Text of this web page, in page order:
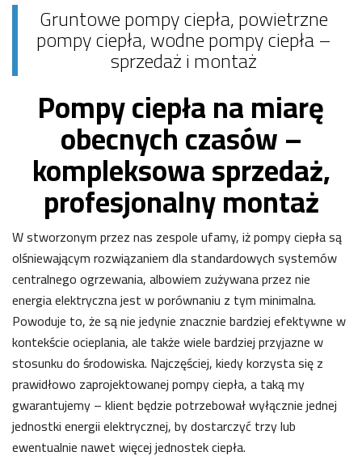
Gruntowe pompy ciepła, powietrzne
pompy ciepła, wodne pompy ciepła –
sprzedaż i montaż
Pompy ciepła na miarę
obecnych czasów –
kompleksowa sprzedaż,
profesjonalny montaż
W stworzonym przez nas zespole ufamy, iż pompy ciepła są
olśniewającym rozwiązaniem dla standardowych systemów
centralnego ogrzewania, albowiem zużywana przez nie
energia elektryczna jest w porównaniu z tym minimalna.
Powoduje to, że są nie jedynie znacznie bardziej efektywne w
kontekście ocieplania, ale także wiele bardziej przyjazne w
stosunku do środowiska. Najczęściej, kiedy korzysta się z
prawidłowo zaprojektowanej pompy ciepła, a taką my
gwarantujemy – klient będzie potrzebował wyłącznie jednej
jednostki energii elektrycznej, by dostarczyć trzy lub
ewentualnie nawet więcej jednostek ciepła.